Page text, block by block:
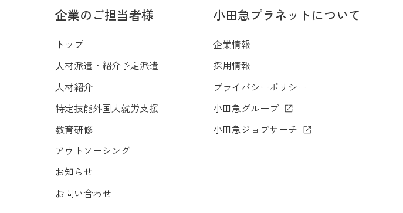
企業のご担当者様
トップ
⼈材派遣・紹介予定派遣
人材紹介
特定技能外国人就労支援
教育研修
アウトソーシング
お知らせ
お問い合わせ
小田急プラネットについて
企業情報
採用情報
プライバシーポリシー
小田急グループ
小田急ジョブサーチ